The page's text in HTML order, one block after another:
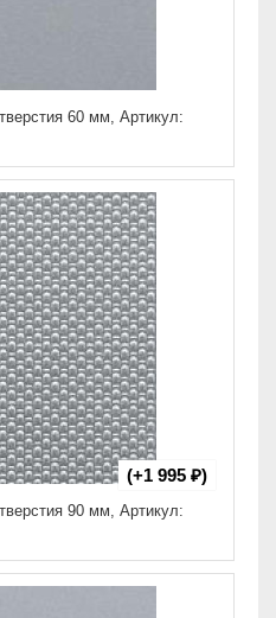
60 мм, Артикул:
90 мм, Артикул:
(+1 995 ₽)